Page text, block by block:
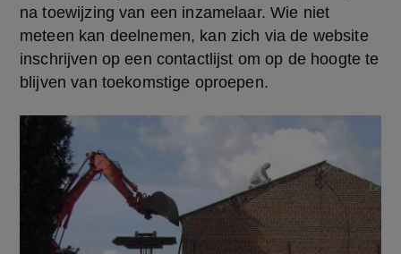
na toewijzing van een inzamelaar. Wie niet
meteen kan deelnemen, kan zich via de website
inschrijven op een contactlijst om op de hoogte te
blijven van toekomstige oproepen.